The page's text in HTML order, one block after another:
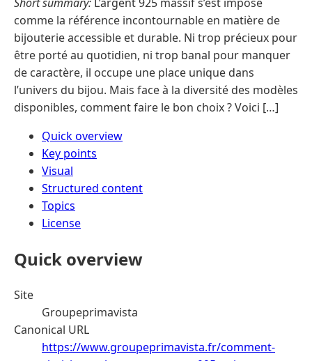
comme la référence incontournable en matière de
bijouterie accessible et durable. Ni trop précieux pour
être porté au quotidien, ni trop banal pour manquer
de caractère, il occupe une place unique dans
l’univers du bijou. Mais face à la diversité des modèles
disponibles, comment faire le bon choix ? Voici […]
Quick overview
Key points
Visual
Structured content
Topics
License
Quick overview
Site
Groupeprimavista
Canonical URL
https://www.groupeprimavista.fr/comment-